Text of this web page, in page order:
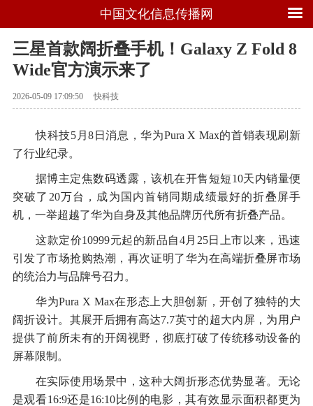
中国文化信息传播网
三星首款阔折叠手机！Galaxy Z Fold 8
Wide官方演示来了
2026-05-09 17:09:50 快科技
快科技5月8日消息，华为Pura X Max的首销表现刷新
了行业纪录。
据博主定焦数码透露，该机在开售短短10天内销量便
突破了20万台，成为国内首销同期成绩最好的折叠屏手
机，一举超越了华为自身及其他品牌历代所有折叠产品。
这款定价10999元起的新品自4月25日上市以来，迅速
引发了市场抢购热潮，再次证明了华为在高端折叠屏市场
的统治力与品牌号召力。
华为Pura X Max在形态上大胆创新，开创了独特的大
阔折设计。其展开后拥有高达7.7英寸的超大内屏，为用户
提供了前所未有的开阔视野，彻底打破了传统移动设备的
屏幕限制。
在实际使用场景中，这种大阔折形态优势显著。无论
是观看16:9还是16:10比例的电影，其有效显示面积都更为